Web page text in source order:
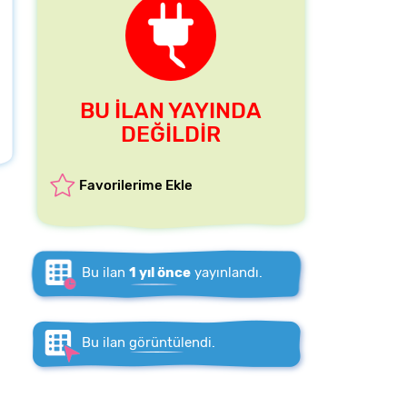
BU İLAN YAYINDA
DEĞİLDİR
Favorilerime Ekle
Bu ilan 1 yıl önce yayınlandı.
Bu ilan görüntülendi.